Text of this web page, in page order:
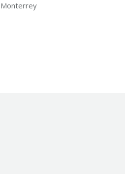
Monterrey